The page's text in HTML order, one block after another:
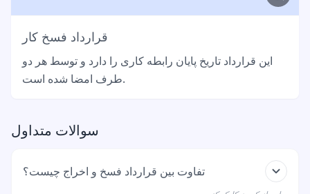
قرارداد فسخ کار
این قرارداد تاریخ پایان رابطه کاری را دارد و توسط هر دو
طرف امضا شده است.
سوالات متداول
تفاوت بین قرارداد فسخ و اخراج چیست؟